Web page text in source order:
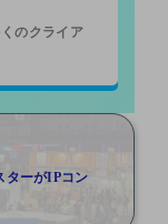
のクライア
ターがIPコン